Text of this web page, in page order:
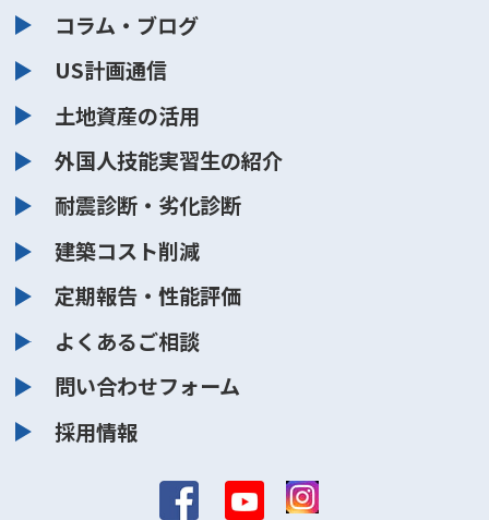
コラム・ブログ
US計画通信
土地資産の活用
外国人技能実習生の紹介
耐震診断・劣化診断
建築コスト削減
定期報告・性能評価
よくあるご相談
問い合わせフォーム
採用情報